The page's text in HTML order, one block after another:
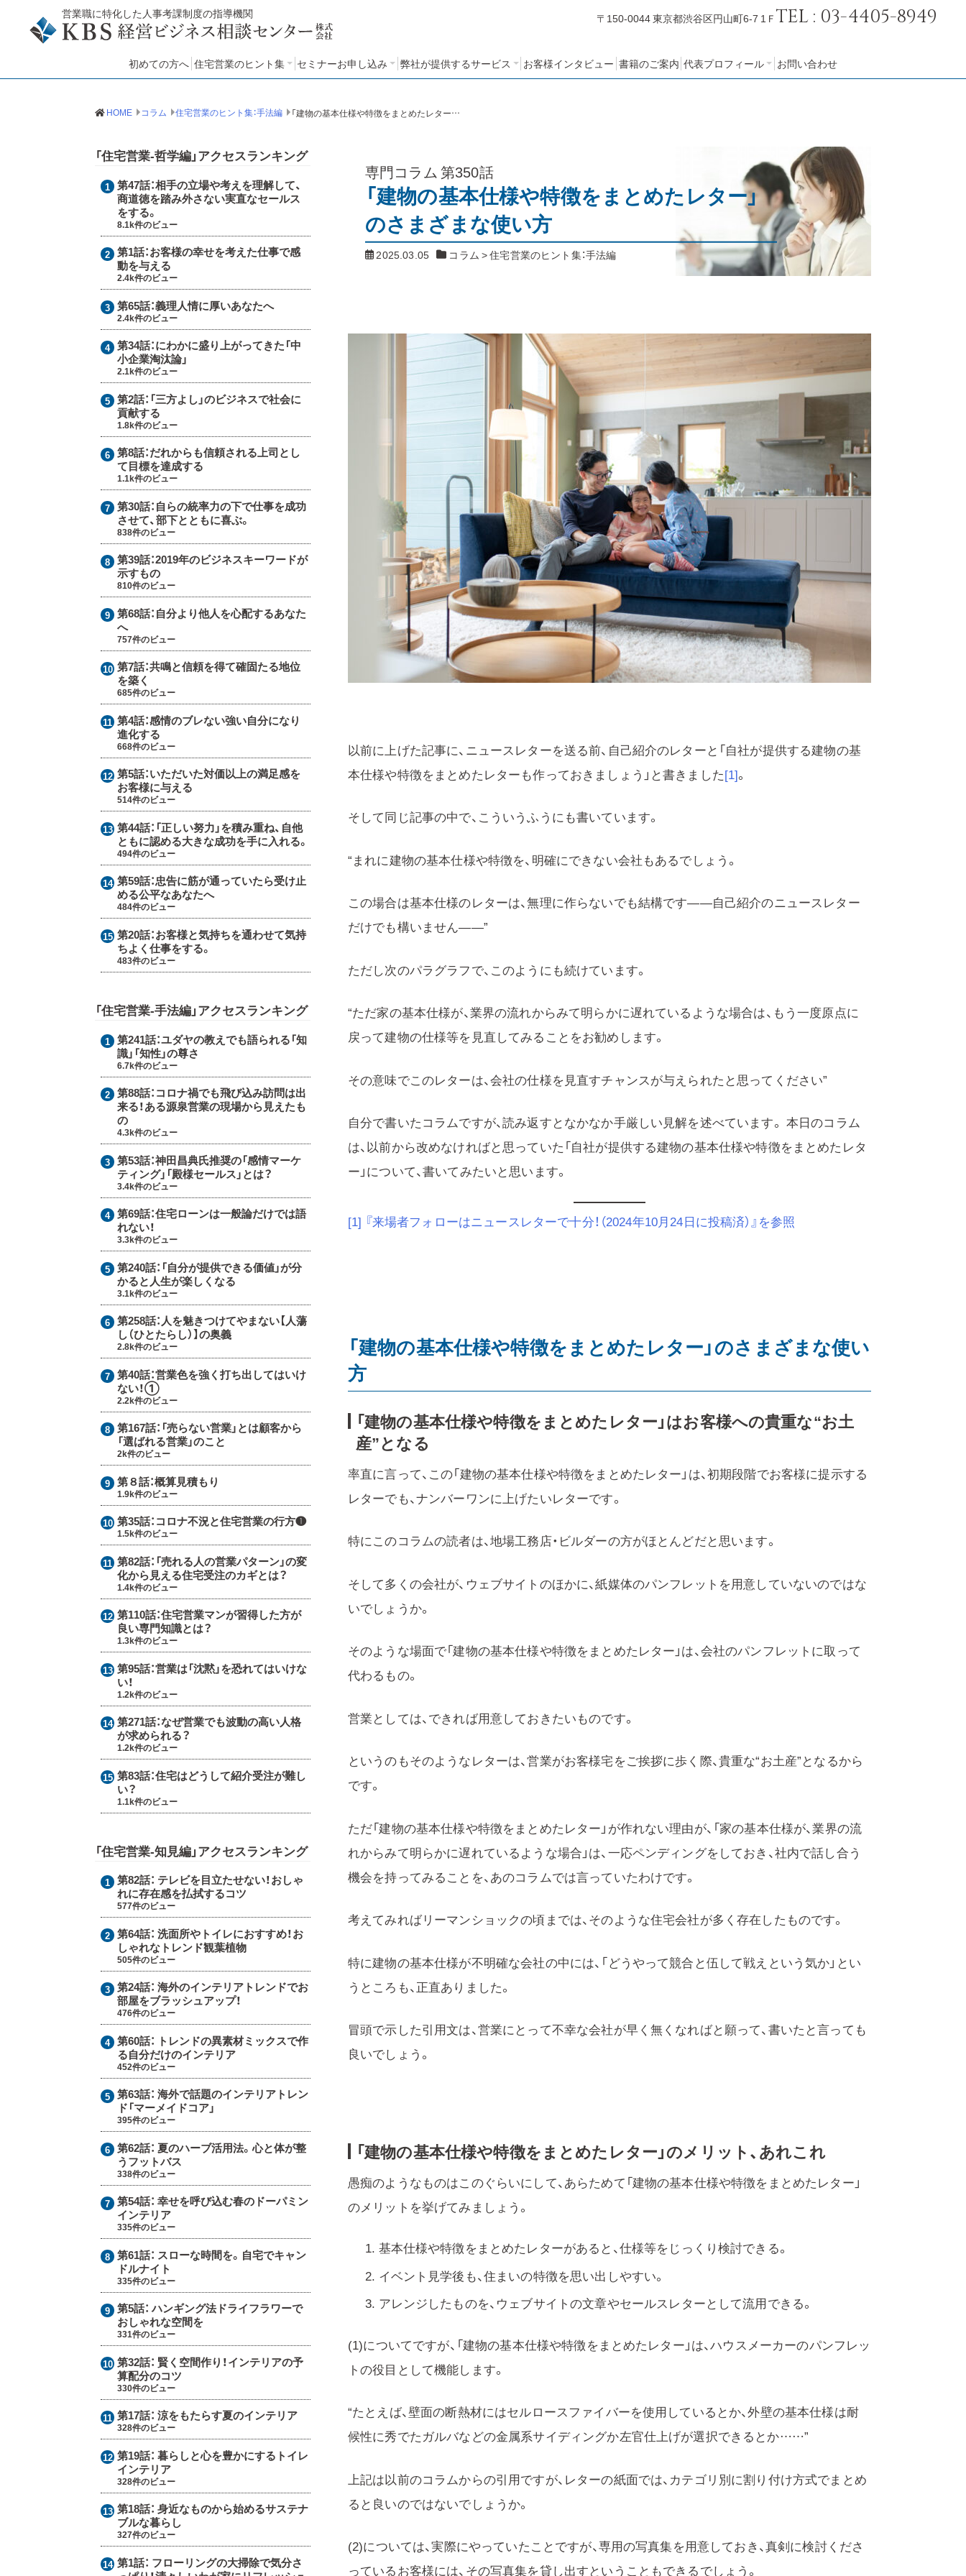
営業職に特化した人事考課制度の指導機関 〒150-0044東京都渋谷区円山町6-7 1Ｆ TEL : 03-4405-8949
初めての方へ 住宅営業のヒント集
住宅営業のヒント集：哲学編
住宅営業のヒント集：手法編
住宅営業のヒント集：知見編
セミナーお申し込み
セミナーアンケート
弊社が提供するサービス
コンサルティングの基本方
STEP１：売れるノウハウ・人
STEP２：営業ノウハウブッ
STEP３：営業考課制度の設
お客様インタビュー 書籍のご案内 代表プロフィール
会社概要
お問い合わせ
HOME コラム 住宅営業のヒント集：手法編 「建物の基本仕様や特徴をまとめたレター」のさまざまな使い方
専門コラム 第350話
「建物の基本仕様や特徴をまとめたレター」
のさまざまな使い方
2025.03.05 コラム >住宅営業のヒント集：手法編
以前に上げた記事に、ニュースレターを送る前、自己紹介のレターと「自社が提供する建物の基
本仕様や特徴をまとめたレターも作っておきましょう」と書きました[1]。
そして同じ記事の中で、こういうふうにも書いています。
“まれに建物の基本仕様や特徴を、明確にできない会社もあるでしょう。
この場合は基本仕様のレターは、無理に作らないでも結構です――自己紹介のニュースレター
だけでも構いません――”
ただし次のパラグラフで、このようにも続けています。
“ただ家の基本仕様が、業界の流れからみて明らかに遅れているような場合は、もう一度原点に
戻って建物の仕様等を見直してみることをお勧めします。
その意味でこのレターは、会社の仕様を見直すチャンスが与えられたと思ってください”
自分で書いたコラムですが、読み返すとなかなか手厳しい見解を述べています。 本日のコラム
は、以前から改めなければと思っていた「自社が提供する建物の基本仕様や特徴をまとめたレタ
ー」について、書いてみたいと思います。
[1] 『来場者フォローはニュースレターで十分！（2024年10月24日に投稿済）』を参照
「建物の基本仕様や特徴をまとめたレター」のさまざまな使い
方
「建物の基本仕様や特徴をまとめたレター」はお客様への貴重な“お土
産”となる
率直に言って、この「建物の基本仕様や特徴をまとめたレター」は、初期段階でお客様に提示する
レターでも、ナンバーワンに上げたいレターです。
特にこのコラムの読者は、地場工務店・ビルダーの方がほとんどだと思います。
そして多くの会社が、ウェブサイトのほかに、紙媒体のパンフレットを用意していないのではな
いでしょうか。
そのような場面で「建物の基本仕様や特徴をまとめたレター」は、会社のパンフレットに取って
代わるもの。
営業としては、できれば用意しておきたいものです。
というのもそのようなレターは、営業がお客様宅をご挨拶に歩く際、貴重な“お土産”となるから
です。
ただ「建物の基本仕様や特徴をまとめたレター」が作れない理由が、「家の基本仕様が、業界の流
れからみて明らかに遅れているような場合」は、一応ペンディングをしておき、社内で話し合う
機会を持ってみることを、あのコラムでは言っていたわけです。
考えてみればリーマンショックの頃までは、そのような住宅会社が多く存在したものです。
特に建物の基本仕様が不明確な会社の中には、「どうやって競合と伍して戦えという気か」とい
うところも、正直ありました。
冒頭で示した引用文は、営業にとって不幸な会社が早く無くなればと願って、書いたと言っても
良いでしょう。
「建物の基本仕様や特徴をまとめたレター」のメリット、あれこれ
愚痴のようなものはこのぐらいにして、あらためて「建物の基本仕様や特徴をまとめたレター」
のメリットを挙げてみましょう。
基本仕様や特徴をまとめたレターがあると、仕様等をじっくり検討できる。
イベント見学後も、住まいの特徴を思い出しやすい。
アレンジしたものを、ウェブサイトの文章やセールスレターとして流用できる。
(1)についてですが、「建物の基本仕様や特徴をまとめたレター」は、ハウスメーカーのパンフレッ
トの役目として機能します。
“たとえば、壁面の断熱材にはセルロースファイバーを使用しているとか、外壁の基本仕様は耐
候性に秀でたガルバなどの金属系サイディングか左官仕上げが選択できるとか……”
上記は以前のコラムからの引用ですが、レターの紙面では、カテゴリ別に割り付け方式でまとめ
ると良いのではないでしょうか。
(2)については、実際にやっていたことですが、専用の写真集を用意しておき、真剣に検討くださ
っているお客様には、その写真集を貸し出すということもできるでしょう。
「住宅営業-哲学編」アクセスランキング
第47話：相手の立場や考えを理解して、
商道徳を踏み外さない実直なセールス
をする。
8.1k件のビュー
第1話：お客様の幸せを考えた仕事で感
動を与える
2.4k件のビュー
第65話：義理人情に厚いあなたへ
2.4k件のビュー
第34話：にわかに盛り上がってきた「中
小企業淘汰論」
2.1k件のビュー
第2話： 「三方よし」のビジネスで社会に
貢献する
1.8k件のビュー
第8話：だれからも信頼される上司とし
て目標を達成する
1.1k件のビュー
第30話：自らの統率力の下で仕事を成功
させて、部下とともに喜ぶ。
838件のビュー
第39話：2019年のビジネスキーワードが
示すもの
810件のビュー
第68話：自分より他人を心配するあなた
へ
757件のビュー
第7話：共鳴と信頼を得て確固たる地位
を築く
685件のビュー
第4話：感情のブレない強い自分になり
進化する
668件のビュー
第5話：いただいた対価以上の満足感を
お客様に与える
514件のビュー
第44話： 「正しい努力」を積み重ね、自他
ともに認める大きな成功を手に入れる。
494件のビュー
第59話：忠告に筋が通っていたら受け止
める公平なあなたへ
484件のビュー
第20話：お客様と気持ちを通わせて気持
ちよく仕事をする。
483件のビュー
「住宅営業-手法編」アクセスランキング
第241話：ユダヤの教えでも語られる「知
識」「知性」の尊さ
6.7k件のビュー
第88話：コロナ禍でも飛び込み訪問は出
来る！ある源泉営業の現場から見えたも
の
4.3k件のビュー
第53話：神田昌典氏推奨の「感情マーケ
ティング」「殿様セールス」とは？
3.4k件のビュー
第69話：住宅ローンは一般論だけでは語
れない！
3.3k件のビュー
第240話： 「自分が提供できる価値」が分
かると人生が楽しくなる
3.1k件のビュー
第258話：人を魅きつけてやまない【人蕩
し（ひとたらし）】の奥義
2.8k件のビュー
第40話：営業色を強く打ち出してはいけ
ない！①
2.2k件のビュー
第167話： 「売らない営業」とは顧客から
「選ばれる営業」のこと
2k件のビュー
第８話：概算見積もり
1.9k件のビュー
第35話：コロナ不況と住宅営業の行方❶
1.5k件のビュー
第82話： 「売れる人の営業パターン」の変
化から見える住宅受注のカギとは？
1.4k件のビュー
第110話：住宅営業マンが習得した方が
良い専門知識とは？
1.3k件のビュー
第95話：営業は「沈黙」を恐れてはいけな
い！
1.2k件のビュー
第271話：なぜ営業でも波動の高い人格
が求められる？
1.2k件のビュー
第83話：住宅はどうして紹介受注が難し
い？
1.1k件のビュー
「住宅営業-知見編」アクセスランキング
第82話： テレビを目立たせない！おしゃ
れに存在感を払拭するコツ
577件のビュー
第64話： 洗面所やトイレにおすすめ！お
しゃれなトレンド観葉植物
505件のビュー
第24話： 海外のインテリアトレンドでお
部屋をブラッシュアップ！
476件のビュー
第60話： トレンドの異素材ミックスで作
る自分だけのインテリア
452件のビュー
第63話： 海外で話題のインテリアトレン
ド「マーメイドコア」
395件のビュー
第62話： 夏のハーブ活用法。心と体が整
うフットバス
338件のビュー
第54話： 幸せを呼び込む春のドーパミン
インテリア
335件のビュー
第61話： スローな時間を。自宅でキャン
ドルナイト
335件のビュー
第5話：ハンギング法ドライフラワーで
おしゃれな空間を
331件のビュー
第32話： 賢く空間作り！インテリアの予
算配分のコツ
330件のビュー
第17話： 涼をもたらす夏のインテリア
328件のビュー
第19話： 暮らしと心を豊かにするトイレ
インテリア
328件のビュー
第18話： 身近なものから始めるサステナ
ブルな暮らし
327件のビュー
第1話： フローリングの大掃除で気分さ